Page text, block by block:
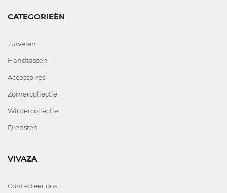
CATEGORIEËN
Juwelen
Handtassen
Accessoires
Zomercollectie
Wintercollectie
Diensten
VIVAZA
Contacteer ons